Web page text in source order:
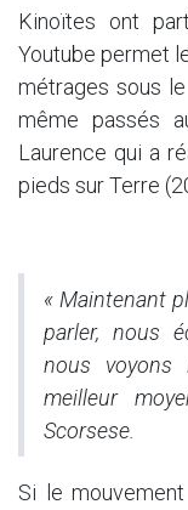
Kinoïtes ont
Youtube permet
métrages sous
même passés
Laurence qui a
pieds sur Terre
« Maintenant
parler, nous
nous
meilleur
Scorsese.
Si le